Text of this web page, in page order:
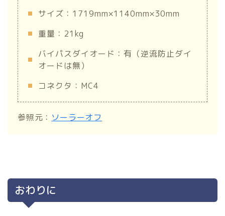
サイズ：1719mm×1140mm×30mm
重量：21kg
バイパスダイオード：有（逆流防止ダイ
オードは無）
コネクタ：MC4
参照元： ソーラーオフ
おわりに